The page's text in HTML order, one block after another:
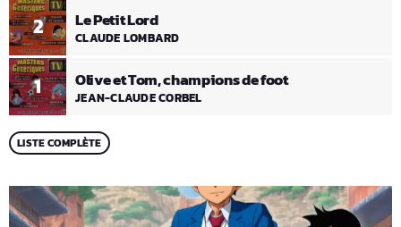
1 Olive et Tom, champions de foot
JEAN-CLAUDE CORBEL
2 Le Petit Lord
CLAUDE LOMBARD
LISTE COMPLÈTE